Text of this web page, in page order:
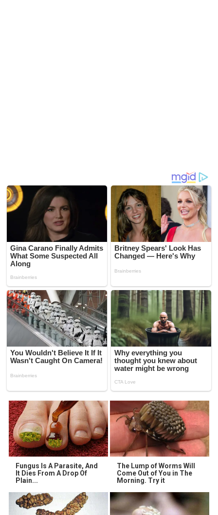
Fungus Is A Parasite, And
It Dies From A Drop Of
Plain...
The Lump of Worms Will
Come Out of You in The
Morning. Try it